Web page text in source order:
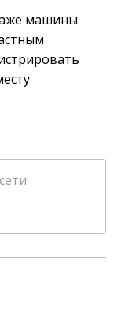
машины